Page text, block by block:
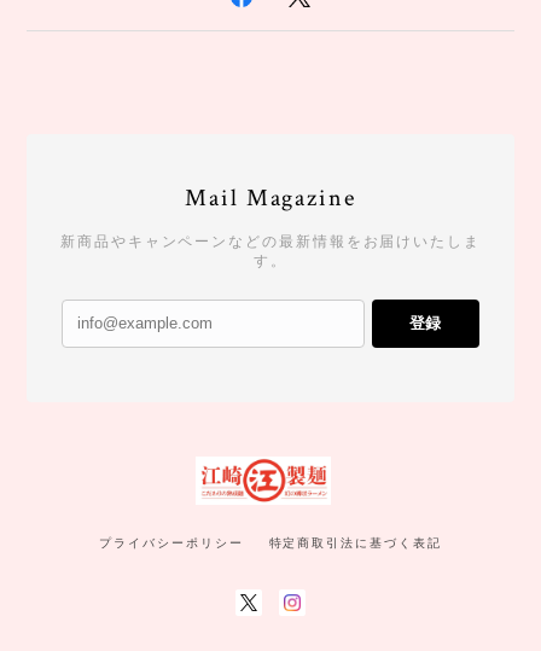
Mail Magazine
新商品やキャンペーンなどの最新情報をお届けいたしま
す。
登録
プライバシーポリシー 特定商取引法に基づく表記